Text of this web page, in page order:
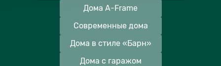
Дома A-Frame
Современные дома
Дома в стиле «Барн»
Дома с гаражом